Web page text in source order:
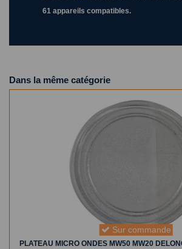
61 appareils compatibles.
Dans la même catégorie
Sur commande
PLATEAU MICRO ONDES MW50 MW20